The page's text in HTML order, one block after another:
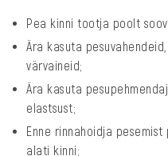
Pea kinni tootja poolt
Ära kasuta
värvaineid;
Ära kasuta
elastsust;
Enne rinnahoidja
alati kinni;